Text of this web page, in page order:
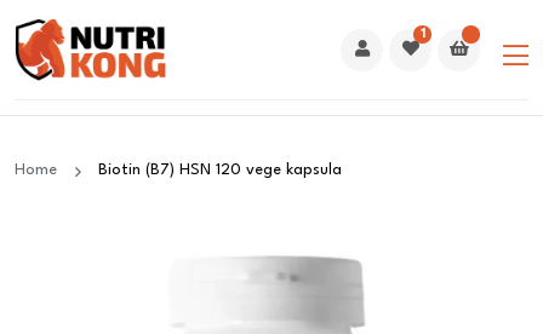
1
Home Biotin (B7) HSN 120 vege kapsula